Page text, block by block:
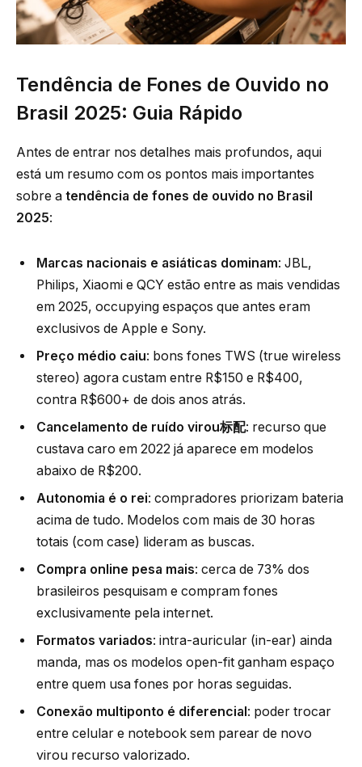
Tendência de Fones de Ouvido no
Brasil 2025: Guia Rápido
Antes de entrar nos detalhes mais profundos, aqui
está um resumo com os pontos mais importantes
sobre a tendência de fones de ouvido no Brasil
2025:
Marcas nacionais e asiáticas dominam: JBL,
Philips, Xiaomi e QCY estão entre as mais vendidas
em 2025, occupying espaços que antes eram
exclusivos de Apple e Sony.
Preço médio caiu: bons fones TWS (true wireless
stereo) agora custam entre R$150 e R$400,
contra R$600+ de dois anos atrás.
Cancelamento de ruído virou标配: recurso que
custava caro em 2022 já aparece em modelos
abaixo de R$200.
Autonomia é o rei: compradores priorizam bateria
acima de tudo. Modelos com mais de 30 horas
totais (com case) lideram as buscas.
Compra online pesa mais: cerca de 73% dos
brasileiros pesquisam e compram fones
exclusivamente pela internet.
Formatos variados: intra-auricular (in-ear) ainda
manda, mas os modelos open-fit ganham espaço
entre quem usa fones por horas seguidas.
Conexão multiponto é diferencial: poder trocar
entre celular e notebook sem parear de novo
virou recurso valorizado.